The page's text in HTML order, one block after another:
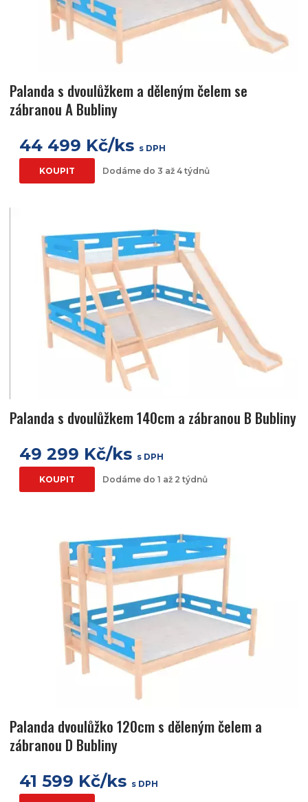
Palanda s dvoulůžkem a děleným čelem se
zábranou A Bubliny
44 499 Kč/ks s DPH
KOUPIT Dodáme do 3 až 4 týdnů
Palanda s dvoulůžkem 140cm a zábranou B Bubliny
49 299 Kč/ks s DPH
KOUPIT Dodáme do 1 až 2 týdnů
Palanda dvoulůžko 120cm s děleným čelem a
zábranou D Bubliny
41 599 Kč/ks s DPH